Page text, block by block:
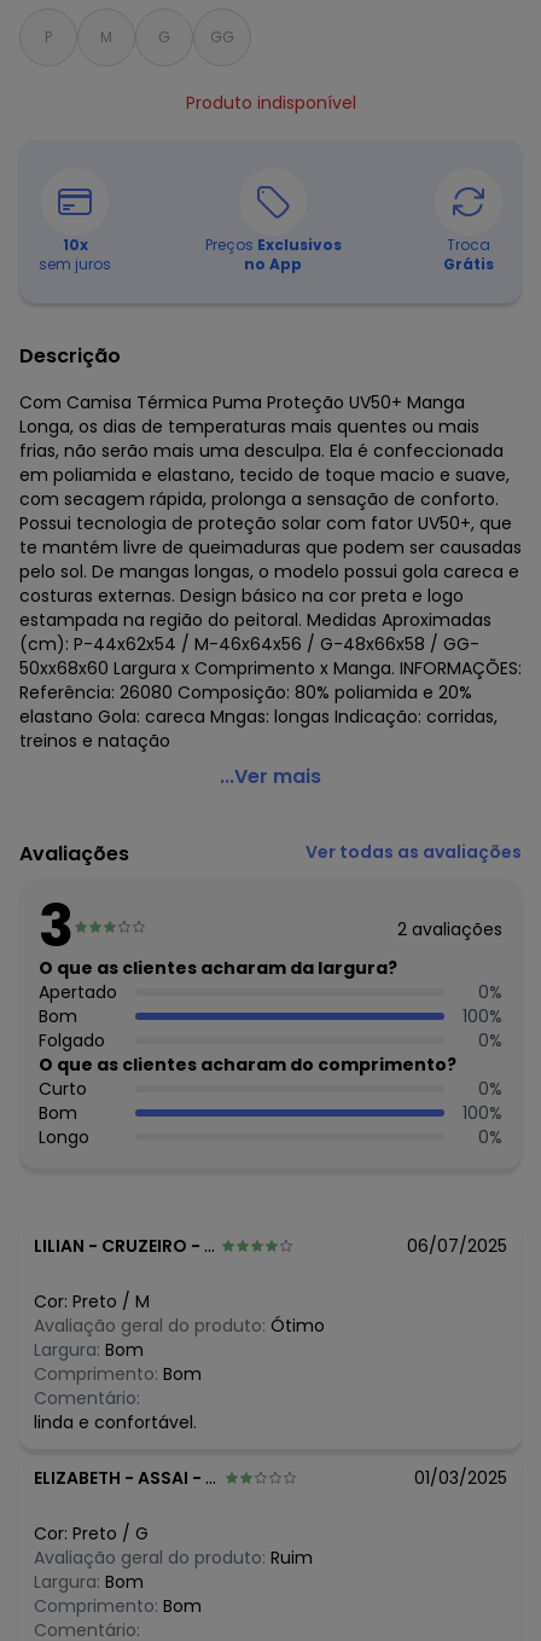
P M G GG
Produto indisponível
10x
sem juros
Preços Exclusivos
no App
Troca
Grátis
Descrição
Com Camisa Térmica Puma Proteção UV50+ Manga
Longa, os dias de temperaturas mais quentes ou mais
frias, não serão mais uma desculpa. Ela é confeccionada
em poliamida e elastano, tecido de toque macio e suave,
com secagem rápida, prolonga a sensação de conforto.
Possui tecnologia de proteção solar com fator UV50+, que
te mantém livre de queimaduras que podem ser causadas
pelo sol. De mangas longas, o modelo possui gola careca e
costuras externas. Design básico na cor preta e logo
estampada na região do peitoral. Medidas Aproximadas
(cm): P-44x62x54 / M-46x64x56 / G-48x66x58 / GG-
50xx68x60 Largura x Comprimento x Manga. INFORMAÇÕES:
Referência: 26080 Composição: 80% poliamida e 20%
elastano Gola: careca Mngas: longas Indicação: corridas,
treinos e natação
Puma - Camisa Térmica Puma Uv50 Manga Longa
Código do produto: 22693442
...Ver mais
Avaliações Ver todas as avaliações
3 2 avaliações
O que as clientes acharam da largura?
Apertado
0%
Bom
100%
Folgado
0%
O que as clientes acharam do comprimento?
Curto
0%
Bom
100%
Longo
0%
LILIAN - CRUZEIRO - SP 06/07/2025
Cor: Preto / M
Avaliação geral do produto: Ótimo
Largura: Bom
Comprimento: Bom
Comentário:
linda e confortável.
ELIZABETH - ASSAI - PR 01/03/2025
Cor: Preto / G
Avaliação geral do produto: Ruim
Largura: Bom
Comprimento: Bom
Comentário: